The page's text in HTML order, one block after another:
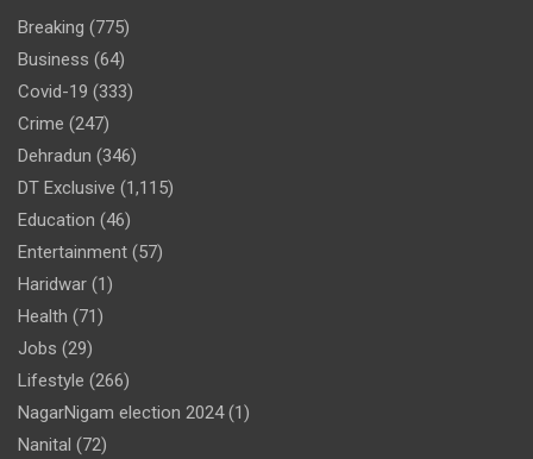
Breaking (775)
Business (64)
Covid-19 (333)
Crime (247)
Dehradun (346)
DT Exclusive (1,115)
Education (46)
Entertainment (57)
Haridwar (1)
Health (71)
Jobs (29)
Lifestyle (266)
NagarNigam election 2024(1)
Nanital (72)